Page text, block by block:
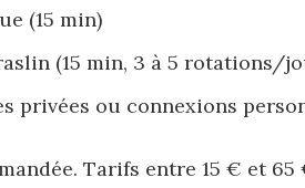
(15 min)
(15 min, 3 à 5 rotations/
privées ou connexions
Tarifs entre 15 € et